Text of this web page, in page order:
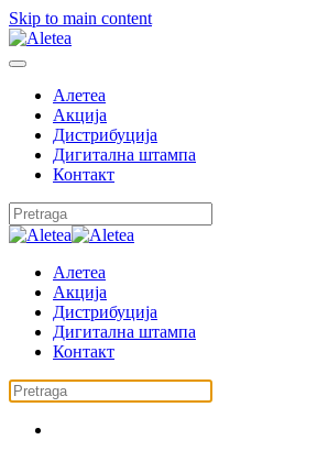
Skip to main content
Алетеа
Акција
Дистрибуција
Дигитална штампа
Контакт
Алетеа
Акција
Дистрибуција
Дигитална штампа
Контакт